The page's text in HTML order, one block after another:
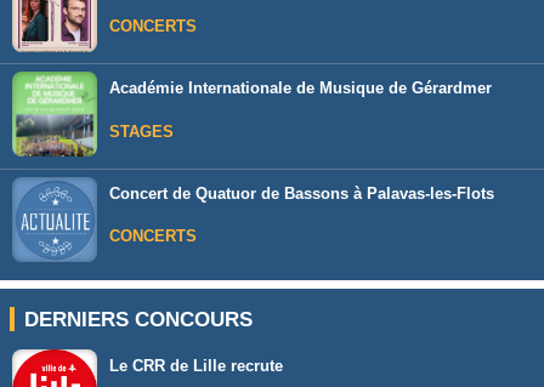
CONCERTS
Académie Internationale de Musique de Gérardmer
STAGES
Concert de Quatuor de Bassons à Palavas-les-Flots
CONCERTS
DERNIERS CONCOURS
Le CRR de Lille recrute